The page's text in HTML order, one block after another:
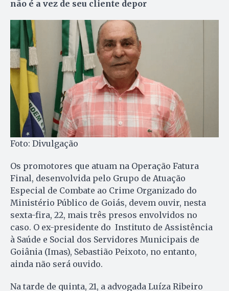
não é a vez de seu cliente depor
Foto: Divulgação
Os promotores que atuam na Operação Fatura
Final, desenvolvida pelo Grupo de Atuação
Especial de Combate ao Crime Organizado do
Ministério Público de Goiás, devem ouvir, nesta
sexta-fira, 22, mais três presos envolvidos no
caso. O ex-presidente do Instituto de Assistência
à Saúde e Social dos Servidores Municipais de
Goiânia (Imas), Sebastião Peixoto, no entanto,
ainda não será ouvido.
Na tarde de quinta, 21, a advogada Luíza Ribeiro